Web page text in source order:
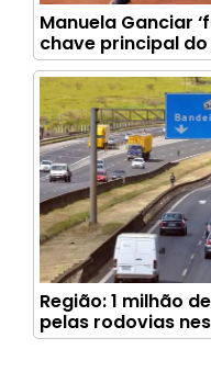
Manuela Ganciar
chave principal do
Região: 1 milhão
pelas rodovias